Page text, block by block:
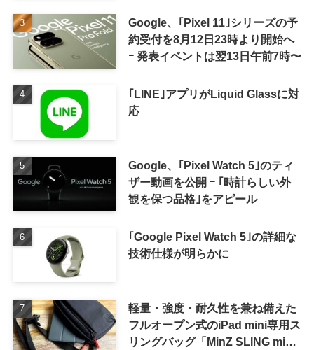
Google、｢Pixel 11｣シリーズの予
約受付を8月12日23時より開始へ
ｰ 発表イベントは翌13日午前7時〜
｢LINE｣アプリがLiquid Glassに対
応
Google、｢Pixel Watch 5｣のティ
ザー動画を公開 ｰ ｢時計らしい外
観を保つ品格｣をアピール
｢Google Pixel Watch 5｣の詳細な
技術仕様が明らかに
軽量・強度・耐久性を兼ね備えた
フルオープン式のiPad mini専用ス
リングバッグ「MinZ SLING mini